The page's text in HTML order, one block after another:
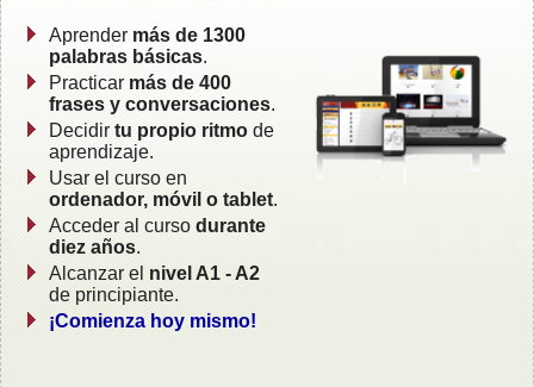
Aprender más de 1300
palabras básicas.
Practicar más de 400
frases y conversaciones.
Decidir tu propio ritmo de
aprendizaje.
Usar el curso en
ordenador, móvil o tablet.
Acceder al curso durante
diez años.
Alcanzar el nivel A1 - A2
de principiante.
¡Comienza hoy mismo!